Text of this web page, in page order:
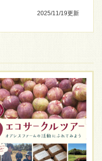
2025/11/19更新